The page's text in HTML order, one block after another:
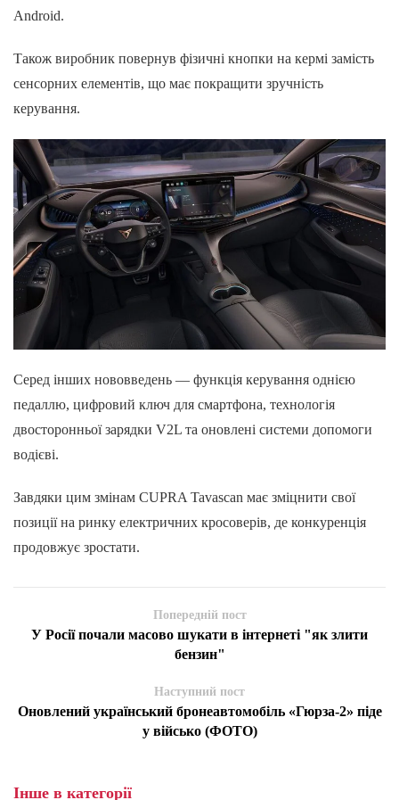
Android.
Також виробник повернув фізичні кнопки на кермі замість
сенсорних елементів, що має покращити зручність
керування.
Серед інших нововведень — функція керування однією
педаллю, цифровий ключ для смартфона, технологія
двосторонньої зарядки V2L та оновлені системи допомоги
водієві.
Завдяки цим змінам CUPRA Tavascan має зміцнити свої
позиції на ринку електричних кросоверів, де конкуренція
продовжує зростати.
Попередній пост
У Росії почали масово шукати в інтернеті "як злити
бензин"
Наступний пост
Оновлений український бронеавтомобіль «Гюрза-2» піде
у військо (ФОТО)
Інше в категорії